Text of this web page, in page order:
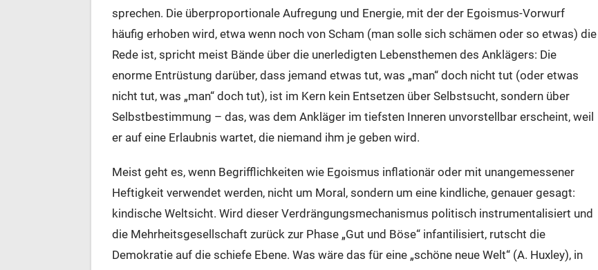
sprechen. Die überproportionale Aufregung und Energie, mit der der Egoismus-Vorwurf
häufig erhoben wird, etwa wenn noch von Scham (man solle sich schämen oder so etwas) die
Rede ist, spricht meist Bände über die unerledigten Lebensthemen des Anklägers: Die
enorme Entrüstung darüber, dass jemand etwas tut, was „man“ doch nicht tut (oder etwas
nicht tut, was „man“ doch tut), ist im Kern kein Entsetzen über Selbstsucht, sondern über
Selbstbestimmung – das, was dem Ankläger im tiefsten Inneren unvorstellbar erscheint, weil
er auf eine Erlaubnis wartet, die niemand ihm je geben wird.
Meist geht es, wenn Begrifflichkeiten wie Egoismus inflationär oder mit unangemessener
Heftigkeit verwendet werden, nicht um Moral, sondern um eine kindliche, genauer gesagt:
kindische Weltsicht. Wird dieser Verdrängungsmechanismus politisch instrumentalisiert und
die Mehrheitsgesellschaft zurück zur Phase „Gut und Böse“ infantilisiert, rutscht die
Demokratie auf die schiefe Ebene. Was wäre das für eine „schöne neue Welt“ (A. Huxley), in